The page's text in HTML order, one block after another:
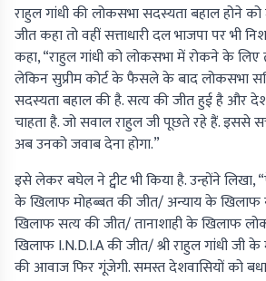
राहुल गांधी की लोकसभा सदस्यता बहाल होने को
जीत कहा तो वहीं सत्ताधारी दल भाजपा पर भी
कहा, “राहुल गांधी को लोकसभा में रोकने के
लेकिन सुप्रीम कोर्ट के फैसले के बाद लोकसभा
सदस्यता बहाल की है. सत्य की जीत हुई है और
चाहता है. जो सवाल राहुल जी पूछते रहे हैं. इससे
अब उनको जवाब देना होगा.”
इसे लेकर बघेल ने ट्वीट भी किया है. उन्होंने लिखा,
के खिलाफ मोहब्बत की जीत/ अन्याय के
खिलाफ सत्य की जीत/ तानाशाही के खिलाफ
खिलाफ I.N.D.I.A की जीत/ श्री राहुल गांधी
की आवाज फिर गूंजेगी. समस्त देशवासियों को